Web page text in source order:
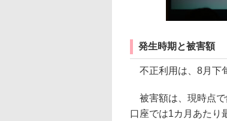
発生時期と被害額
不正利用は、8月下
被害額は、現時点で
口座では1カ月あたり